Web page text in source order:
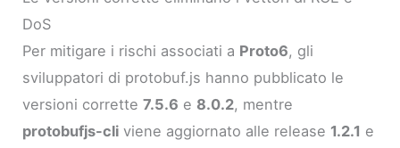
DoS
Per mitigare i rischi associati a Proto6, gli
sviluppatori di protobuf.js hanno pubblicato le
versioni corrette7.5.6 e 8.0.2, mentre
protobufjs-cli viene aggiornato alle release 1.2.1 e